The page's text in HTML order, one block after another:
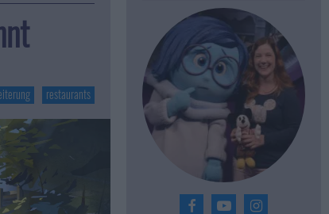
restaurants